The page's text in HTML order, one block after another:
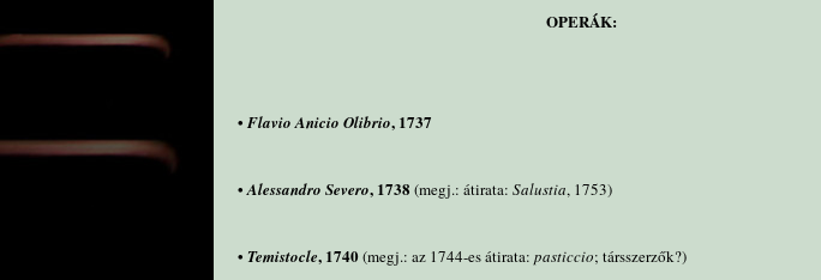
OPERÁK:
• Flavio Anicio Olibrio, 1737
•Alessandro Severo, 1738 (megj.: átirata: Salustia, 1753)
• Temistocle, 1740(megj.: az 1744-es átirata: pasticcio; társszerzők?)